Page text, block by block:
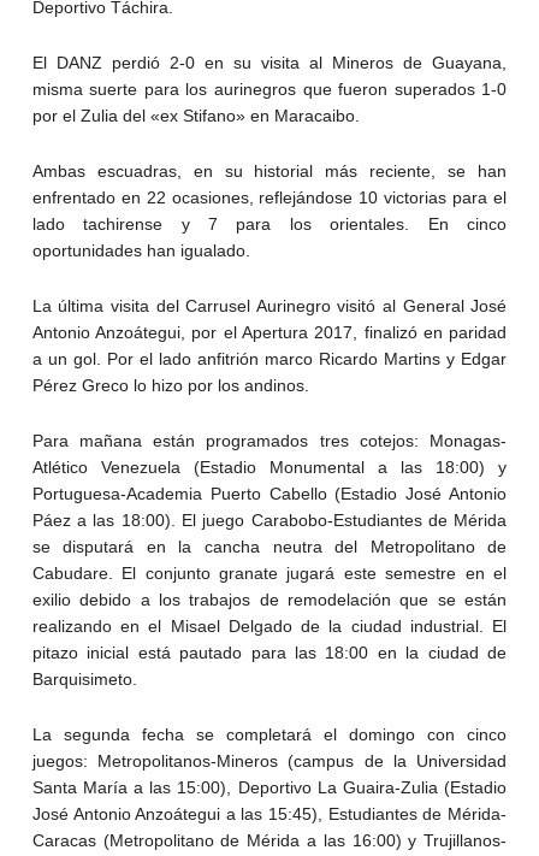
Deportivo Táchira.
El DANZ perdió 2-0 en su visita al Mineros de Guayana,
misma suerte para los aurinegros que fueron superados 1-0
por el Zulia del «ex Stifano» en Maracaibo.
Ambas escuadras, en su historial más reciente, se han
enfrentado en 22 ocasiones, reflejándose 10 victorias para el
lado tachirense y 7 para los orientales. En cinco
oportunidades han igualado.
La última visita del Carrusel Aurinegro visitó al General José
Antonio Anzoátegui, por el Apertura 2017, finalizó en paridad
a un gol. Por el lado anfitrión marco Ricardo Martins y Edgar
Pérez Greco lo hizo por los andinos.
Para mañana están programados tres cotejos: Monagas-
Atlético Venezuela (Estadio Monumental a las 18:00) y
Portuguesa-Academia Puerto Cabello (Estadio José Antonio
Páez a las 18:00). El juego Carabobo-Estudiantes de Mérida
se disputará en la cancha neutra del Metropolitano de
Cabudare. El conjunto granate jugará este semestre en el
exilio debido a los trabajos de remodelación que se están
realizando en el Misael Delgado de la ciudad industrial. El
pitazo inicial está pautado para las 18:00 en la ciudad de
Barquisimeto.
La segunda fecha se completará el domingo con cinco
juegos: Metropolitanos-Mineros (campus de la Universidad
Santa María a las 15:00), Deportivo La Guaira-Zulia (Estadio
José Antonio Anzoátegui a las 15:45), Estudiantes de Mérida-
Caracas (Metropolitano de Mérida a las 16:00) y Trujillanos-